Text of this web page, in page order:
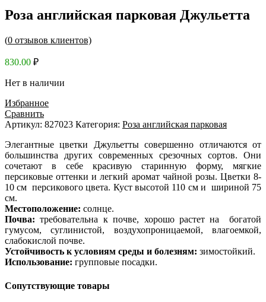
Роза английская парковая Джульетта
(0 отзывов клиентов)
830.00 ₽
Нет в наличии
Избранное
Сравнить
Артикул: 827023 Категория: Роза английская парковая
Элегантные цветки Джульетты совершенно отличаются от
большинства других современных срезочных сортов. Они
сочетают в себе красивую старинную форму, мягкие
персиковые оттенки и легкий аромат чайной розы. Цветки 8-
10 см персикового цвета. Куст высотой 110 см и шириной 75
см.
Местоположение: солнце.
Почва:требовательна к почве, хорошо растет на богатой
гумусом, суглинистой, воздухопроницаемой, влагоемкой,
слабокислой почве.
Устойчивость к условиям среды и болезням: зимостойкий.
Использование: групповые посадки.
Сопутствующие товары